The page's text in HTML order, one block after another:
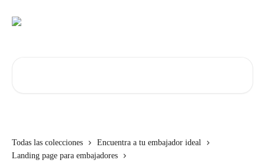
Todas las colecciones
Encuentra a tu embajador ideal
Landing page para embajadores